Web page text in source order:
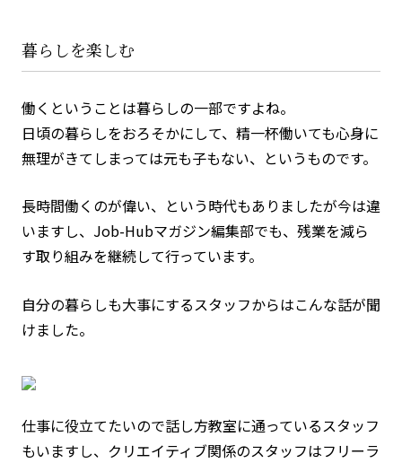
暮らしを楽しむ
働くということは暮らしの一部ですよね。
日頃の暮らしをおろそかにして、精一杯働いても心身に
無理がきてしまっては元も子もない、というものです。
長時間働くのが偉い、という時代もありましたが今は違
いますし、Job-Hubマガジン編集部でも、残業を減ら
す取り組みを継続して行っています。
自分の暮らしも大事にするスタッフからはこんな話が聞
けました。
仕事に役立てたいので話し方教室に通っているスタッフ
もいますし、クリエイティブ関係のスタッフはフリーラ